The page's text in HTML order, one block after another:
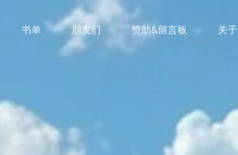
书单 朋友们 赞助&留言板 关于